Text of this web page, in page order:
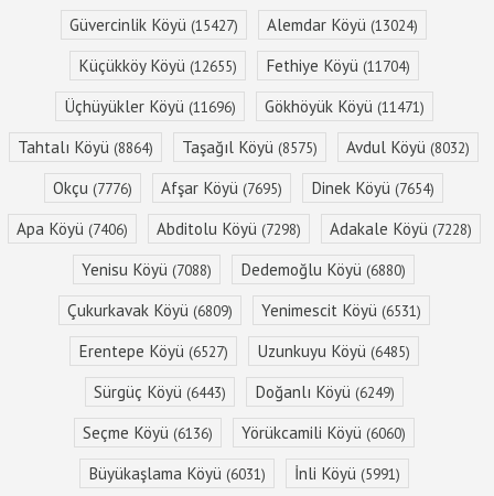
Güvercinlik Köyü (15427) Alemdar Köyü (13024)
Küçükköy Köyü (12655) Fethiye Köyü (11704)
Üçhüyükler Köyü (11696) Gökhöyük Köyü (11471)
Tahtalı Köyü (8864) Taşağıl Köyü (8575) Avdul Köyü (8032)
Okçu (7776) Afşar Köyü (7695) Dinek Köyü (7654)
Apa Köyü (7406) Abditolu Köyü (7298) Adakale Köyü (7228)
Yenisu Köyü (7088) Dedemoğlu Köyü (6880)
Çukurkavak Köyü (6809) Yenimescit Köyü (6531)
Erentepe Köyü (6527) Uzunkuyu Köyü (6485)
Sürgüç Köyü (6443) Doğanlı Köyü (6249)
Seçme Köyü (6136) Yörükcamili Köyü (6060)
Büyükaşlama Köyü (6031) İnli Köyü (5991)